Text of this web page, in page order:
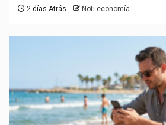
2 días Atrás Noti-economía